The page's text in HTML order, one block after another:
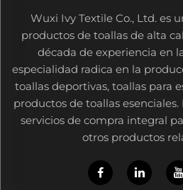
Wuxi Ivy Textile Co., Ltd. es
productos de toallas de alta
década de experiencia en
especialidad radica en la
toallas deportivas, toallas para
productos de toallas esenciales.
servicios de compra integral
otros productos